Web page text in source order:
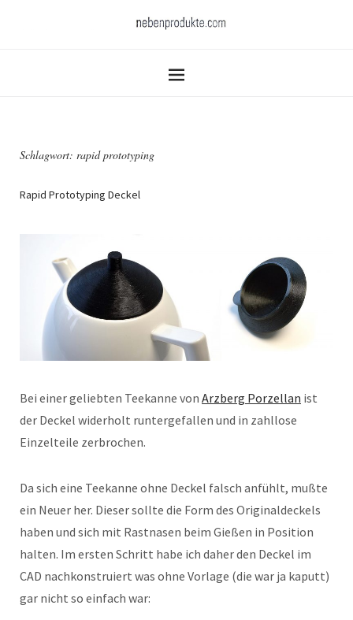
Schlagwort: rapid prototyping
Rapid Prototyping Deckel
Bei einer geliebten Teekanne von Arzberg Porzellan ist
der Deckel widerholt runtergefallen und in zahllose
Einzelteile zerbrochen.
Da sich eine Teekanne ohne Deckel falsch anfühlt, mußte
ein Neuer her. Dieser sollte die Form des Originaldeckels
haben und sich mit Rastnasen beim Gießen in Position
halten. Im ersten Schritt habe ich daher den Deckel im
CAD nachkonstruiert was ohne Vorlage (die war ja kaputt)
gar nicht so einfach war: